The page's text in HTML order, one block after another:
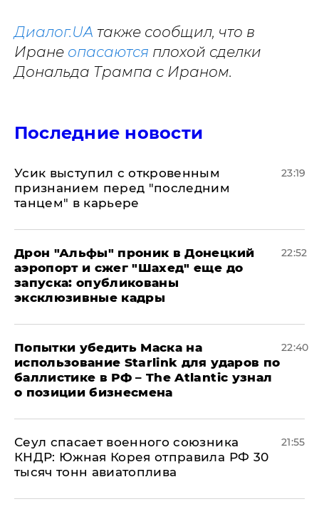
Диалог.UA также сообщил, что в
Иране опасаются плохой сделки
Дональда Трампа с Ираном.
Последние новости
Усик выступил с откровенным
признанием перед "последним
танцем" в карьере
23:19
Дрон "Альфы" проник в Донецкий
аэропорт и сжег "Шахед" еще до
запуска: опубликованы
эксклюзивные кадры
22:52
Попытки убедить Маска на
использование Starlink для ударов по
баллистике в РФ – The Atlantic узнал
о позиции бизнесмена
22:40
​Сеул спасает военного союзника
КНДР: Южная Корея отправила РФ 30
тысяч тонн авиатоплива
21:55